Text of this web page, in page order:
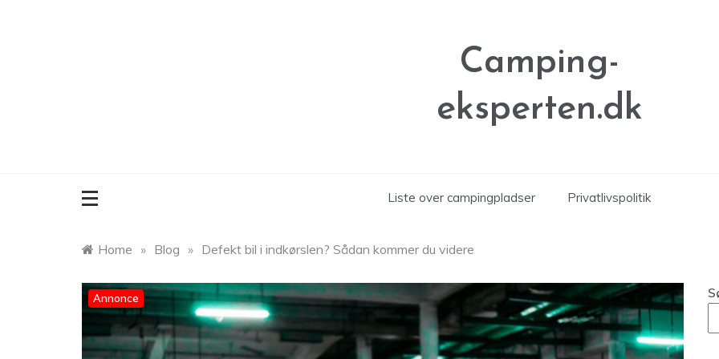
Camping-
eksperten.dk
Liste over campingpladser Privatlivspolitik
Home » Blog » Defekt bil i indkørslen? Sådan kommer du videre
Annonce